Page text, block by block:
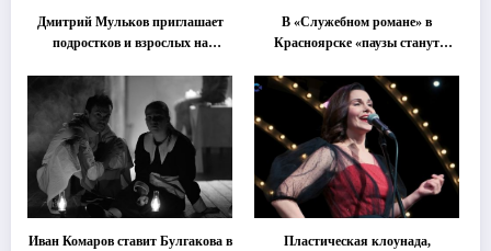
Дмитрий Мульков приглашает
подростков и взрослых на
В «Служебном романе» в
Красноярске «паузы станут
Иван Комаров ставит Булгакова в
Пластическая клоунада,